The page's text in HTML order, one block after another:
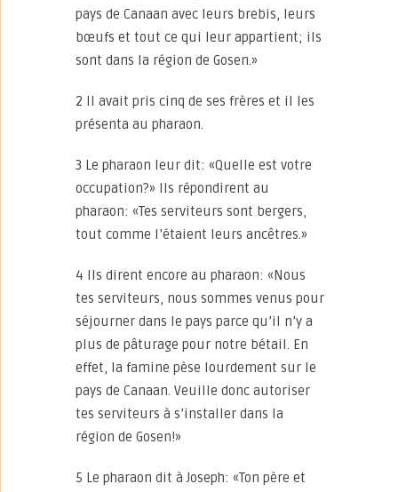
pays de Canaan avec leurs brebis, leurs
bœufs et tout ce qui leur appartient; ils
sont dans la région de Gosen.»
2 Il avait pris cinq de ses frères et il les
présenta au pharaon.
3 Le pharaon leur dit: «Quelle est votre
occupation?» Ils répondirent au
pharaon: «Tes serviteurs sont bergers,
tout comme l’étaient leurs ancêtres.»
4 Ils dirent encore au pharaon: «Nous
tes serviteurs, nous sommes venus pour
séjourner dans le pays parce qu’il n’y a
plus de pâturage pour notre bétail. En
effet, la famine pèse lourdement sur le
pays de Canaan. Veuille donc autoriser
tes serviteurs à s’installer dans la
région de Gosen!»
5 Le pharaon dit à Joseph: «Ton père et